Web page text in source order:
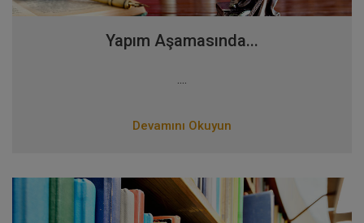
Yapım Aşamasında...
....
Devamını Okuyun